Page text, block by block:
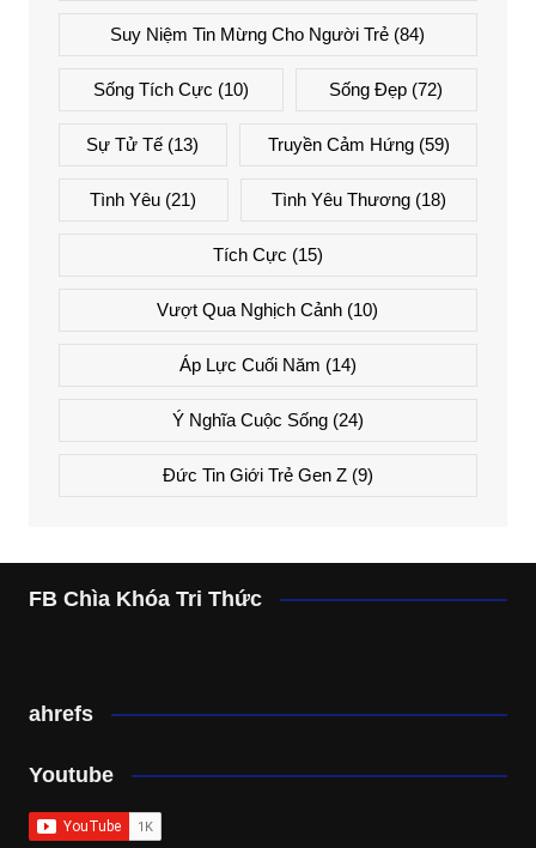
Suy Niệm Tin Mừng Cho Người Trẻ (84)
Sống Tích Cực (10) Sống Đẹp (72)
Sự Tử Tế (13) Truyền Cảm Hứng(59)
Tình Yêu (21) Tình Yêu Thương(18)
Tích Cực (15)
Vượt Qua Nghịch Cảnh (10)
Áp Lực Cuối Năm (14)
Ý Nghĩa Cuộc Sống(24)
Đức Tin Giới Trẻ Gen Z(9)
FB Chìa Khóa Tri Thức
ahrefs
Youtube